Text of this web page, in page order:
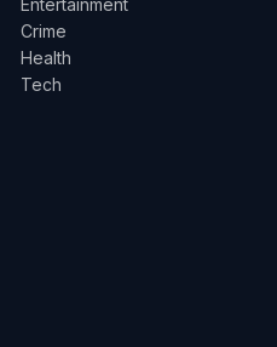
Entertainment
Crime
Health
Tech